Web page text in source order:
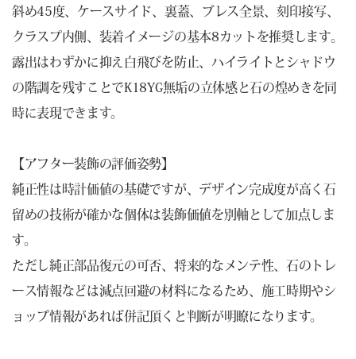
斜め45度、ケースサイド、裏蓋、ブレス全景、刻印接写、
クラスプ内側、装着イメージの基本8カットを推奨します。
露出はわずかに抑え白飛びを防止、ハイライトとシャドウ
の階調を残すことでK18YG無垢の立体感と石の煌めきを同
時に表現できます。
【アフター装飾の評価姿勢】
純正性は時計価値の基礎ですが、デザイン完成度が高く石
留めの技術が確かな個体は装飾価値を別軸として加点しま
す。
ただし純正部品復元の可否、将来的なメンテ性、石のトレ
ース情報などは減点回避の材料になるため、施工時期やシ
ョップ情報があれば併記頂くと判断が明瞭になります。